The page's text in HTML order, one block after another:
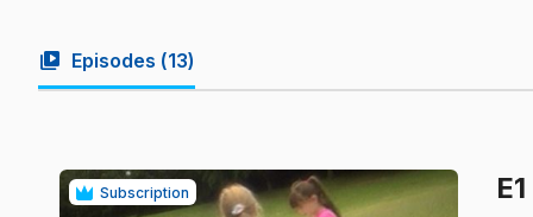
video_library Episodes (13)
Subscription E1